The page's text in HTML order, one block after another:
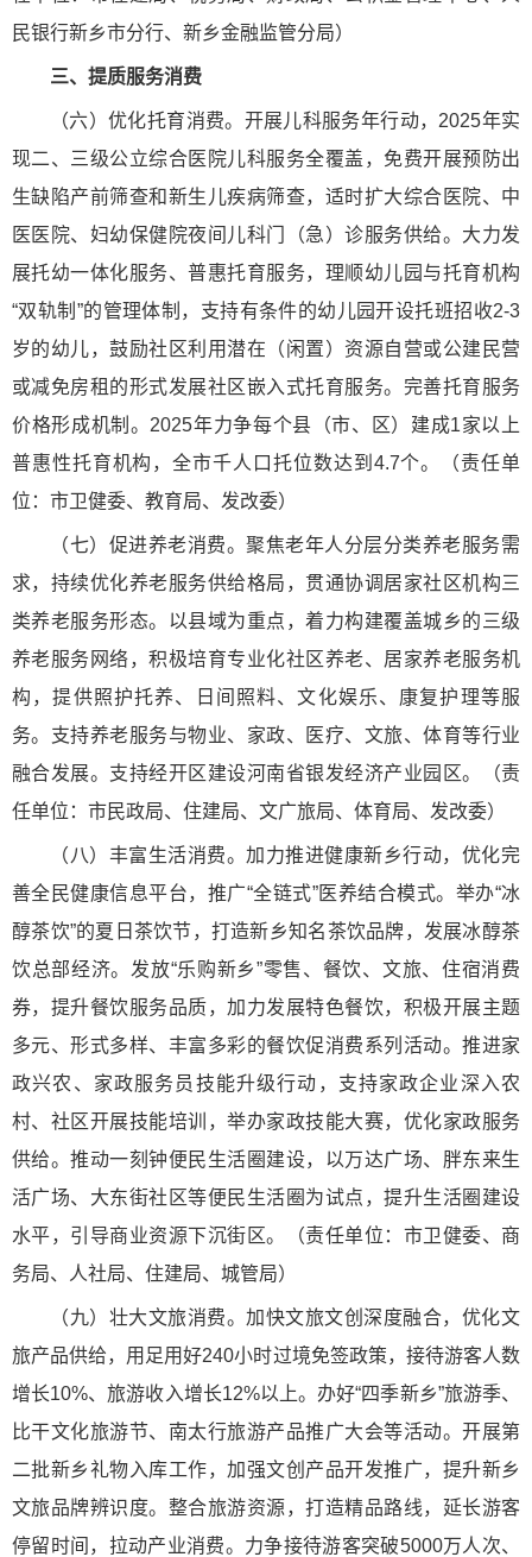
民银行新乡市分行、新乡金融监管分局）
三、提质服务消费
（六）优化托育消费。开展儿科服务年行动，2025年实
现二、三级公立综合医院儿科服务全覆盖，免费开展预防出
生缺陷产前筛查和新生儿疾病筛查，适时扩大综合医院、中
医医院、妇幼保健院夜间儿科门（急）诊服务供给。大力发
展托幼一体化服务、普惠托育服务，理顺幼儿园与托育机构
“双轨制”的管理体制，支持有条件的幼儿园开设托班招收2-3
岁的幼儿，鼓励社区利用潜在（闲置）资源自营或公建民营
或减免房租的形式发展社区嵌入式托育服务。完善托育服务
价格形成机制。2025年力争每个县（市、区）建成1家以上
普惠性托育机构，全市千人口托位数达到4.7个。（责任单
位：市卫健委、教育局、发改委）
（七）促进养老消费。聚焦老年人分层分类养老服务需
求，持续优化养老服务供给格局，贯通协调居家社区机构三
类养老服务形态。以县域为重点，着力构建覆盖城乡的三级
养老服务网络，积极培育专业化社区养老、居家养老服务机
构，提供照护托养、日间照料、文化娱乐、康复护理等服
务。支持养老服务与物业、家政、医疗、文旅、体育等行业
融合发展。支持经开区建设河南省银发经济产业园区。（责
任单位：市民政局、住建局、文广旅局、体育局、发改委）
（八）丰富生活消费。加力推进健康新乡行动，优化完
善全民健康信息平台，推广“全链式”医养结合模式。举办“冰
醇茶饮”的夏日茶饮节，打造新乡知名茶饮品牌，发展冰醇茶
饮总部经济。发放“乐购新乡”零售、餐饮、文旅、住宿消费
券，提升餐饮服务品质，加力发展特色餐饮，积极开展主题
多元、形式多样、丰富多彩的餐饮促消费系列活动。推进家
政兴农、家政服务员技能升级行动，支持家政企业深入农
村、社区开展技能培训，举办家政技能大赛，优化家政服务
供给。推动一刻钟便民生活圈建设，以万达广场、胖东来生
活广场、大东街社区等便民生活圈为试点，提升生活圈建设
水平，引导商业资源下沉街区。（责任单位：市卫健委、商
务局、人社局、住建局、城管局）
（九）壮大文旅消费。加快文旅文创深度融合，优化文
旅产品供给，用足用好240小时过境免签政策，接待游客人数
增长10%、旅游收入增长12%以上。办好“四季新乡”旅游季、
比干文化旅游节、南太行旅游产品推广大会等活动。开展第
二批新乡礼物入库工作，加强文创产品开发推广，提升新乡
文旅品牌辨识度。整合旅游资源，打造精品路线，延长游客
停留时间，拉动产业消费。力争接待游客突破5000万人次、